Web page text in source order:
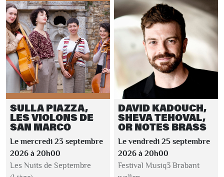
SULLA PIAZZA,
LES VIOLONS DE
SAN MARCO
Le mercredi 23 septembre
2026 à 20h00
Les Nuits de Septembre
DAVID KADOUCH,
SHEVA TEHOVAL,
OR NOTES BRASS
Le vendredi 25 septembre
2026 à 20h00
Festival Musiq3 Brabant